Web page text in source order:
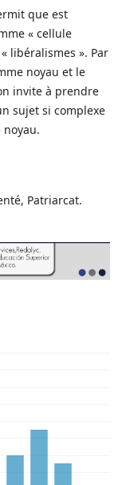
que est
« cellule
libéralismes ». Par
noyau et le
invite à prendre
sujet si complexe
Patriarcat.